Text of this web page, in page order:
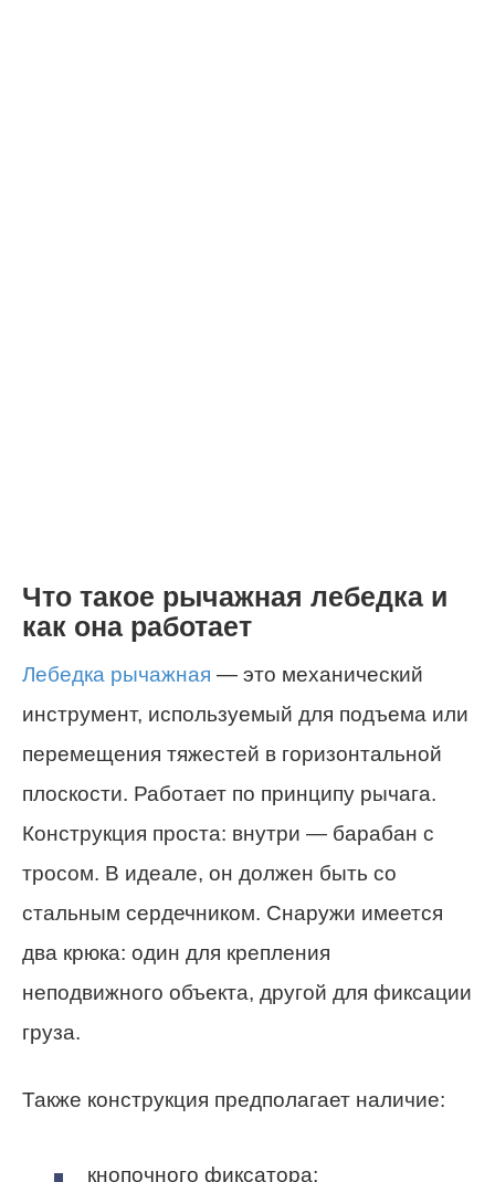
Что такое рычажная лебедка и
как она работает
Лебедка рычажная — это механический
инструмент, используемый для подъема или
перемещения тяжестей в горизонтальной
плоскости. Работает по принципу рычага.
Конструкция проста: внутри — барабан с
тросом. В идеале, он должен быть со
стальным сердечником. Снаружи имеется
два крюка: один для крепления
неподвижного объекта, другой для фиксации
груза.
Также конструкция предполагает наличие:
кнопочного фиксатора;